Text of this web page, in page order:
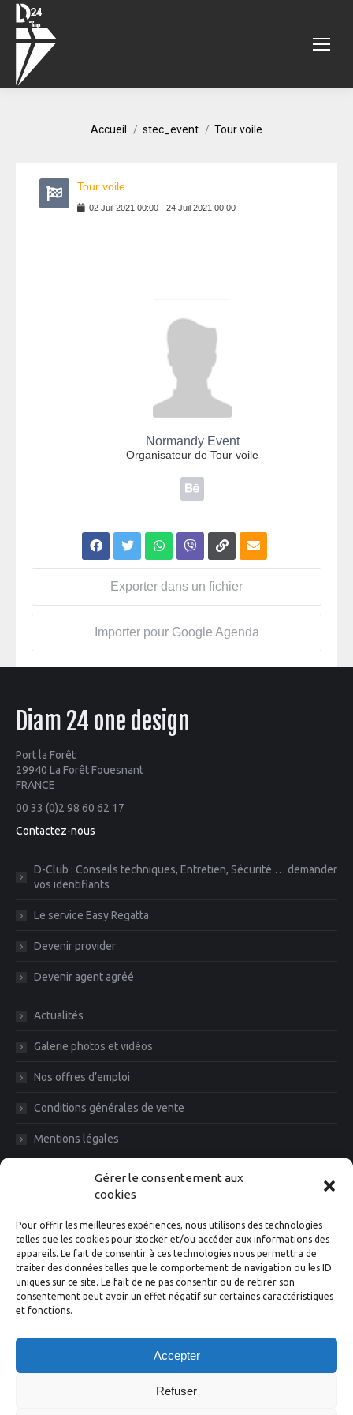
Gérer le consentement aux
cookies
Pour offrir les meilleures expériences, nous utilisons des technologies
telles que les cookies pour stocker et/ou accéder aux informations des
appareils. Le fait de consentir à ces technologies nous permettra de
traiter des données telles que le comportement de navigation ou les ID
uniques sur ce site. Le fait de ne pas consentir ou de retirer son
consentement peut avoir un effet négatif sur certaines caractéristiques
et fonctions.
Accepter
Refuser
Accueil stec_event Tour voile
Tour voile
02 Juil 2021 00:00 - 24 Juil 2021 00:00
Normandy Event
Organisateur de Tour voile
Exporter dans un fichier
Importer pour Google Agenda
Diam 24 one design
Port la Forêt
29940 La Forêt Fouesnant
FRANCE
00 33 (0)2 98 60 62 17
Contactez-nous
D-Club : Conseils techniques, Entretien, Sécurité … demander
vos identifiants
Le service Easy Regatta
Devenir provider
Devenir agent agréé
Actualités
Galerie photos et vidéos
Nos offres d’emploi
Conditions générales de vente
Mentions légales
Diam News, Restons en contact
Facebook
Instagram
X LinkedIn
YouTube